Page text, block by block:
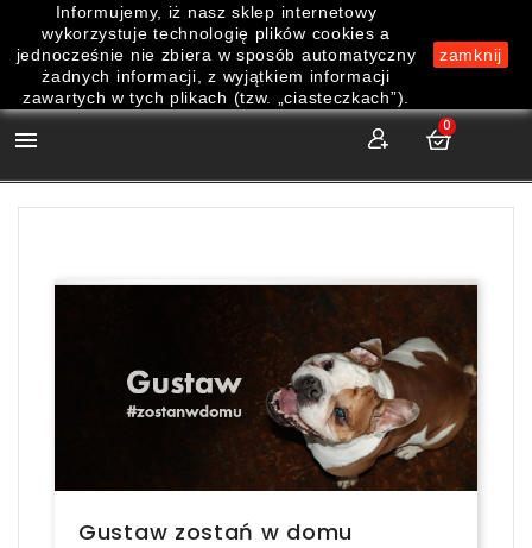

0
Gustaw zostań w domu
Informujemy, iż nasz sklep internetowy
wykorzystuje technologię plików cookies a
jednocześnie nie zbiera w sposób automatyczny
żadnych informacji, z wyjątkiem informacji
zawartych w tych plikach (tzw. „ciasteczkach”).
zamknij